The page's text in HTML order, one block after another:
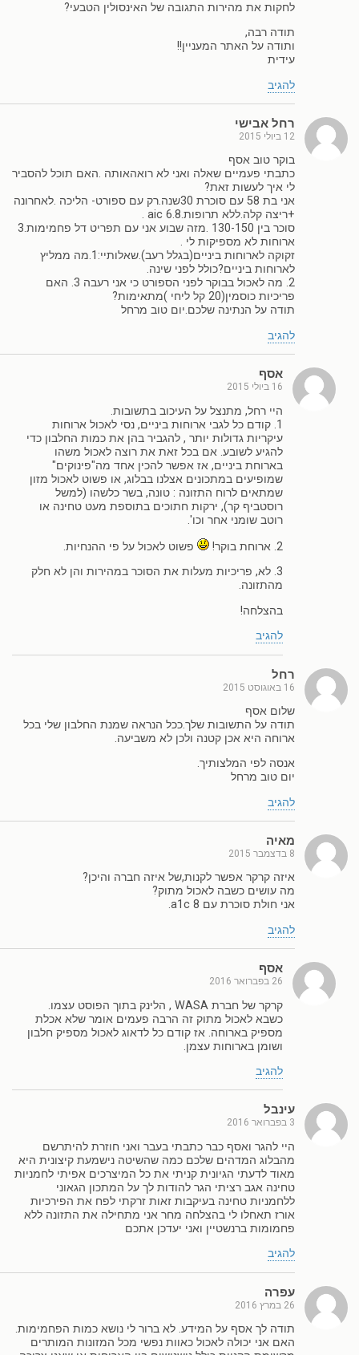
לחקות את מהירות התגובה של האינסולין הטבעי?
תודה רבה,
ותודה על האתר המעניין!!
עידית
להגיב
רחל אבישי
12 ביולי 2015
בוקר טוב אסף
כתבתי פעמיים שאלה ואני לא רואהאותה .האם תוכל להסביר
לי איך לעשות זאת?
אני בת 58 עם סוכרת 30שנה.רק עם ספורט- הליכה .לאחרונה
+ריצה קלה.ללא תרופות.aic 6.8 .
סוכר בין 130-150 .מזה שבוע אני עם תפריט דל פחמימות.3
ארוחות לא מספיקות לי .
זקוקה לארוחות ביניים(בגלל רעב).שאלותיי:1.מה ממליץ
לארוחות ביניים?כולל לפני שינה.
2. מה לאכול בבוקר לפני הספורט כי אני רעבה 3. האם
פריכיות כוסמין(20 קל ליחי )מתאימות?
תודה על הנתינה שלכם.יום טוב מרחל
להגיב
אסף
16 ביולי 2015
היי רחל, מתנצל על העיכוב בתשובות.
1. קודם כל לגבי ארוחות ביניים, נסי לאכול ארוחות
עיקריות גדולות יותר , להגביר בהן את כמות החלבון כדי
להגיע לשובע. אם בכל זאת את רוצה לאכול משהו
בארוחת ביניים, אז אפשר להכין אחד מה"פינוקים"
שמופיעים במתכונים אצלנו בבלוג, או פשוט לאכול מזון
שמתאים לרוח התזונה : טונה, בשר כלשהו (למשל
רוסטביף קר), ירקות חתוכים בתוספת מעט טחינה או
רוטב שומני אחר וכו'.
2. ארוחת בוקר!
פשוט לאכול על פי ההנחיות.
3. לא, פריכיות מעלות את הסוכר במהירות והן לא חלק
מהתזונה.
בהצלחה!
להגיב
רחל
16 באוגוסט 2015
שלום אסף
תודה על התשובות שלך.ככל הנראה שמנת החלבון שלי בכל
ארוחה היא אכן קטנה ולכן לא משביעה.
אנסה לפי המלצותיך.
יום טוב מרחל
להגיב
מאיה
8 בדצמבר 2015
איזה קרקר אפשר לקנות,של איזה חברה והיכן?
מה עושים כשבה לאכול מתוק?
אני חולת סוכרת עם 8 a1c.
להגיב
אסף
26 בפברואר 2016
קרקר של חברת WASA , הלינק בתוך הפוסט עצמו.
כשבא לאכול מתוק זה הרבה פעמים אומר שלא אכלת
מספיק בארוחה. אז קודם כל לדאוג לאכול מספיק חלבון
ושומן בארוחות עצמן.
להגיב
עינבל
3 בפברואר 2016
היי להגר ואסף כבר כתבתי בעבר ואני חוזרת להיתרשם
מהבלוג המדהים שלכם כמה שהשיטה נישמעת קיצונית היא
מאוד לדעתי הגיונית קניתי את כל המיצרכים אפיתי לחמניות
טחינה אגב רציתי הגר להודות לך על המתכון הגאוני
ללחמניות טחינה בעיקבות זאות זרקתי לפח את הפירכיות
אורז תאחלו לי בהצלחה מחר אני מתחילה את התזונה ללא
פחמומות ברנשטיין ואני יעדכן אתכם
להגיב
עפרה
26 במרץ 2016
תודה לך אסף על המידע. לא ברור לי נושא כמות הפחמימות.
האם אני יכולה לאכול כאוות נפשי מכל המזונות המותרים